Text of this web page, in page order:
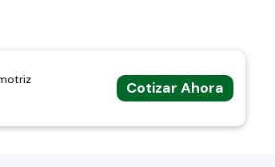
Cotizar Ahora